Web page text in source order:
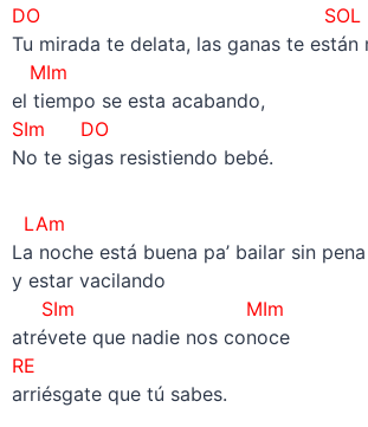
DO SOL
Tu mirada te delata, las ganas te están
MIm
el tiempo se esta acabando,
SIm DO
No te sigas resistiendo bebé.
LAm
La noche está buena pa’ bailar sin pena
y estar vacilando
SIm MIm
atrévete que nadie nos conoce
RE
arriésgate que tú sabes.